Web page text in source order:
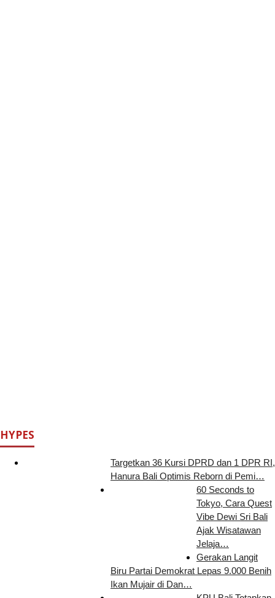
HYPES
Targetkan 36 Kursi DPRD dan 1 DPR RI,
Hanura Bali Optimis Reborn di Pemi…
60 Seconds to
Tokyo, Cara Quest
Vibe Dewi Sri Bali
Ajak Wisatawan
Jelaja…
Gerakan Langit
Biru Partai Demokrat Lepas 9.000 Benih
Ikan Mujair di Dan…